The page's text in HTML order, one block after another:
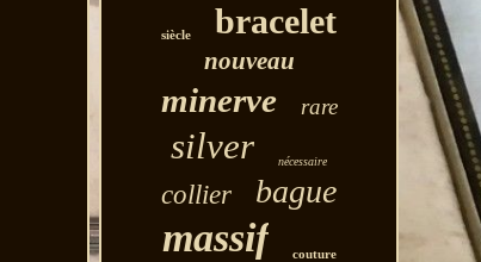
siècle bracelet
nouveau
minerve rare
silver nécessaire
collier bague
massif couture